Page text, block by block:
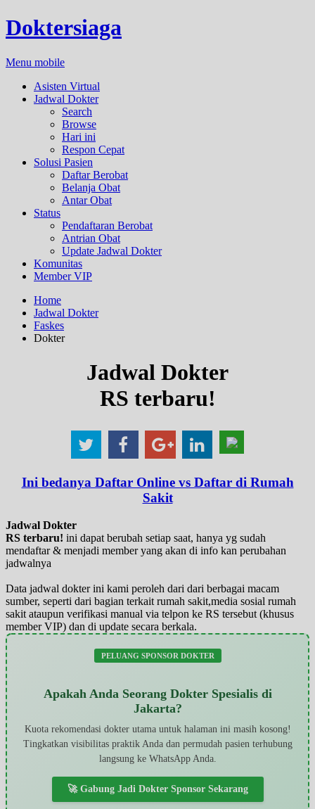
Doktersiaga
Menu mobile
Asisten Virtual
Jadwal Dokter
Search
Browse
Hari ini
Respon Cepat
Solusi Pasien
Daftar Berobat
Belanja Obat
Antar Obat
Status
Pendaftaran Berobat
Antrian Obat
Update Jadwal Dokter
Komunitas
Member VIP
Home
Jadwal Dokter
Faskes
Dokter
Jadwal Dokter
RS terbaru!
Ini bedanya Daftar Online vs Daftar di Rumah
Sakit
Jadwal Dokter
RS terbaru! ini dapat berubah setiap saat, hanya yg sudah
mendaftar & menjadi member yang akan di info kan perubahan
jadwalnya
Data jadwal dokter ini kami peroleh dari dari berbagai macam
sumber, seperti dari bagian terkait rumah sakit,media sosial rumah
sakit ataupun verifikasi manual via telpon ke RS tersebut (khusus
member VIP) dan di update secara berkala.
PELUANG SPONSOR DOKTER
Apakah Anda Seorang Dokter Spesialis di
Jakarta?
Kuota rekomendasi dokter utama untuk halaman ini masih kosong!
Tingkatkan visibilitas praktik Anda dan permudah pasien terhubung
langsung ke WhatsApp Anda.
🚀 Gabung Jadi Dokter Sponsor Sekarang